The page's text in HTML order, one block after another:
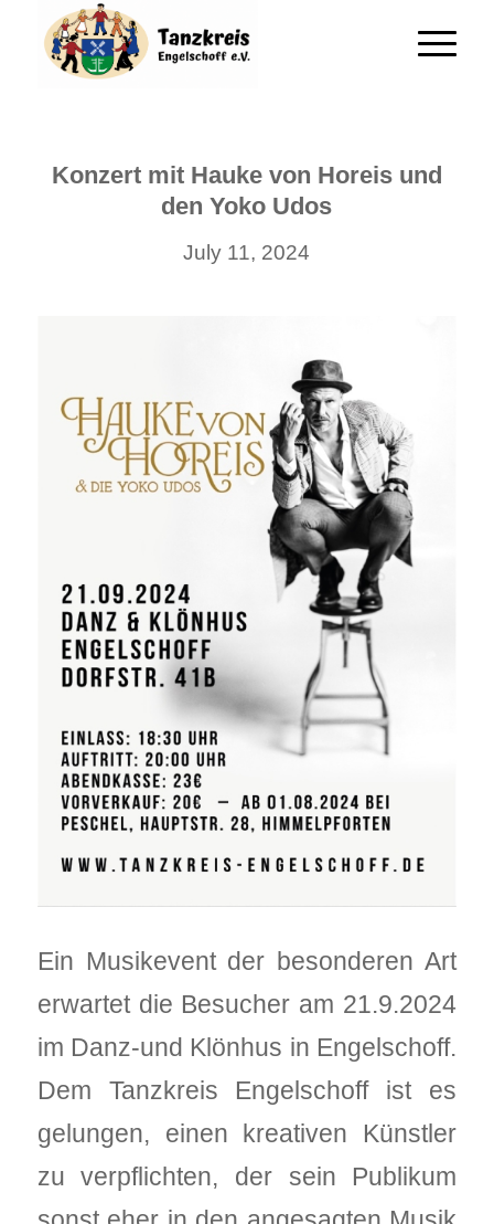
Konzert mit Hauke von Horeis und
den Yoko Udos
July 11, 2024
Ein Musikevent der besonderen Art
erwartet die Besucher am 21.9.2024
im Danz-und Klönhus in Engelschoff.
Dem Tanzkreis Engelschoff ist es
gelungen, einen kreativen Künstler
zu verpflichten, der sein Publikum